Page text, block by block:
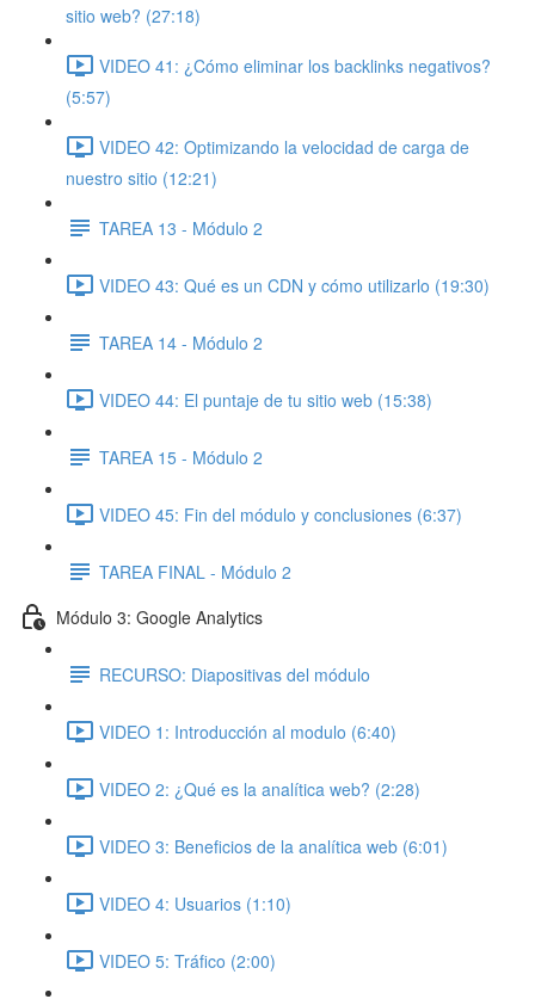
sitio web? (27:18)
VIDEO 41: ¿Cómo eliminar los backlinks negativos?
(5:57)
VIDEO 42: Optimizando la velocidad de carga de
nuestro sitio (12:21)
TAREA 13 - Módulo 2
VIDEO 43: Qué es un CDN y cómo utilizarlo (19:30)
TAREA 14 - Módulo 2
VIDEO 44: El puntaje de tu sitio web (15:38)
TAREA 15 - Módulo 2
VIDEO 45: Fin del módulo y conclusiones (6:37)
TAREA FINAL - Módulo 2
Módulo 3: Google Analytics
RECURSO: Diapositivas del módulo
VIDEO 1: Introducción al modulo (6:40)
VIDEO 2: ¿Qué es la analítica web? (2:28)
VIDEO 3: Beneficios de la analítica web (6:01)
VIDEO 4: Usuarios (1:10)
VIDEO 5: Tráfico (2:00)